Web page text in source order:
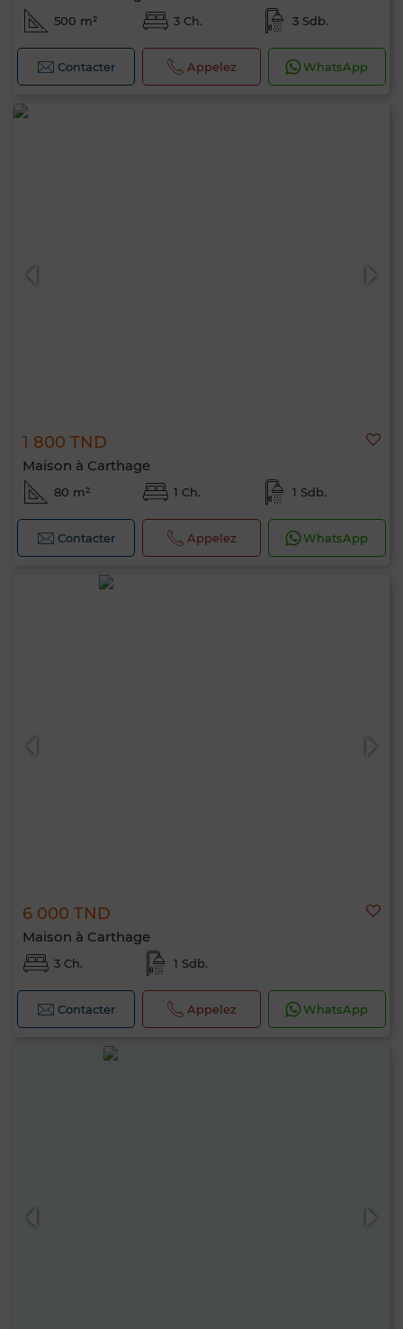
500 m² 3 Ch. 3 Sdb.
Contacter Appelez WhatsApp
1 800 TND
Maison à Carthage
80 m² 1 Ch. 1 Sdb.
Contacter Appelez WhatsApp
6 000 TND
Maison à Carthage
3 Ch. 1 Sdb.
Contacter Appelez WhatsApp